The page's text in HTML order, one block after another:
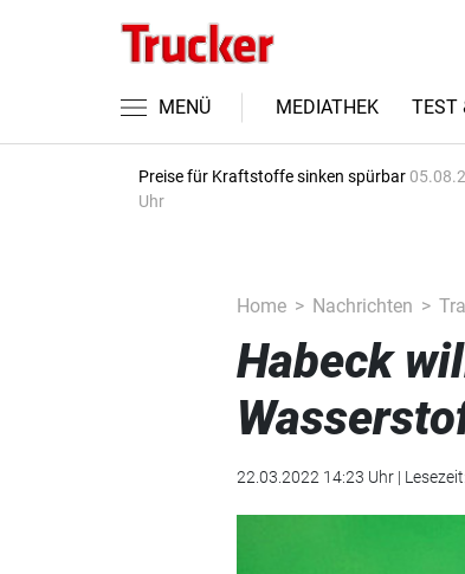
MENÜ MEDIATHEK TEST
Preise für Kraftstoffe sinken spürbar
Uhr
Home Nachrichten
Habeck
22.03.2022 14:23 Uhr |